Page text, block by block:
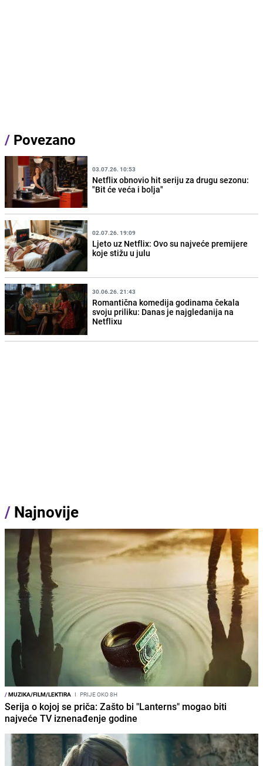
/ Povezano
03.07.26. 10:53
Netflix obnovio hit seriju za drugu sezonu:
"Bit će veća i bolja"
02.07.26. 19:09
Ljeto uz Netflix: Ovo su najveće premijere
koje stižu u julu
30.06.26. 21:43
Romantična komedija godinama čekala
svoju priliku: Danas je najgledanija na
Netflixu
/ Najnovije
/MUZIKA/FILM/LEKTIRA I PRIJE OKO 8H
Serija o kojoj se priča: Zašto bi "Lanterns" mogao biti
najveće TV iznenađenje godine